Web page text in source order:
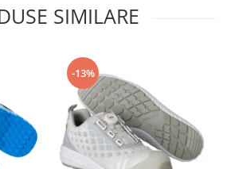
SIMILARE
-13%